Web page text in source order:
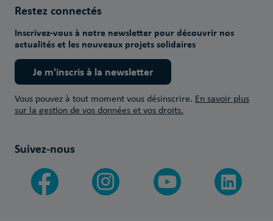
Restez connectés
Inscrivez-vous à notre newsletter pour découvrir nos
actualités et les nouveaux projets solidaires
Je m'inscris à la newsletter
Vous pouvez à tout moment vous désinscrire. En savoir plus
sur la gestion de vos données et vos droits.
Suivez-nous